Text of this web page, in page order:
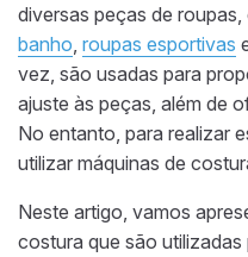
diversas peças de
banho roupas esportivas
vez, são usadas para
ajuste às peças, além de
No entanto, para realizar
utilizar máquinas de
Neste artigo, vamos
costura que são utilizadas